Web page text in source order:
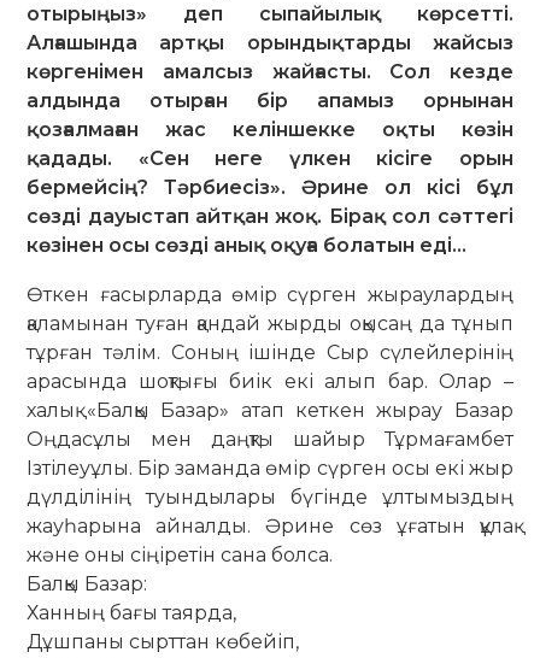
отырыңыз» деп сыпайылық көрсетті.
Алғашында артқы орындықтарды жайсыз
көргенімен амалсыз жайғасты. Сол кезде
алдында отырған бір апамыз орнынан
қозғалмаған жас келіншекке оқты көзін
қадады. «Сен неге үлкен кісіге орын
бермейсің? Тәрбиесіз». Әрине ол кісі бұл
сөзді дауыстап айтқан жоқ. Бірақ сол сәттегі
көзінен осы сөзді анық оқуға болатын еді…
Өткен ғасырларда өмір сүрген жыраулардың
қаламынан туған қандай жырды оқысаң да тұнып
тұрған тәлім. Соның ішінде Сыр сүлейлерінің
арасында шоқтығы биік екі алып бар. Олар –
халық «Балқы Базар» атап кеткен жырау Базар
Оңдасұлы мен даңқты шайыр Тұрмағамбет
Ізтілеуұлы. Бір заманда өмір сүрген осы екі жыр
дүлділінің туындылары бүгінде ұлтымыздың
жауһарына айналды. Әрине сөз ұғатын құлақ
және оны сіңіретін сана болса.
Балқы Базар:
Ханның бағы таярда,
Дұшпаны сырттан көбейіп,